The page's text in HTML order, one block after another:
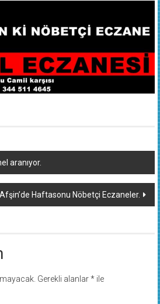
aranıyor.
Afşin’de Haftasonu Nöbetçi Eczaneler.
Gerekli alanlar*ile